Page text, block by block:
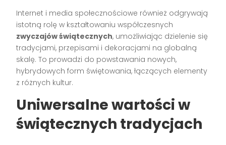
Internet i media społecznościowe również odgrywają
istotną rolę w kształtowaniu współczesnych
zwyczajów świątecznych, umożliwiając dzielenie się
tradycjami, przepisami i dekoracjami na globalną
skalę. To prowadzi do powstawania nowych,
hybrydowych form świętowania, łączących elementy
z różnych kultur.
Uniwersalne wartości w
świątecznych tradycjach